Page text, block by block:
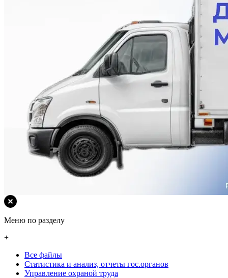
Меню по разделу
+
Все файлы
Статистика и анализ, отчеты гос.органов
Управление охраной труда